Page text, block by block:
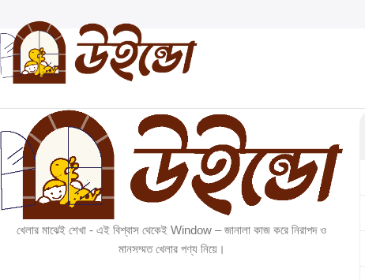
খেলার মাঝেই শেখা - এই বিশ্বাস থেকেই Window – জানালা কাজ করে নিরাপদ ও
মানসম্মত খেলার পণ্য নিয়ে।